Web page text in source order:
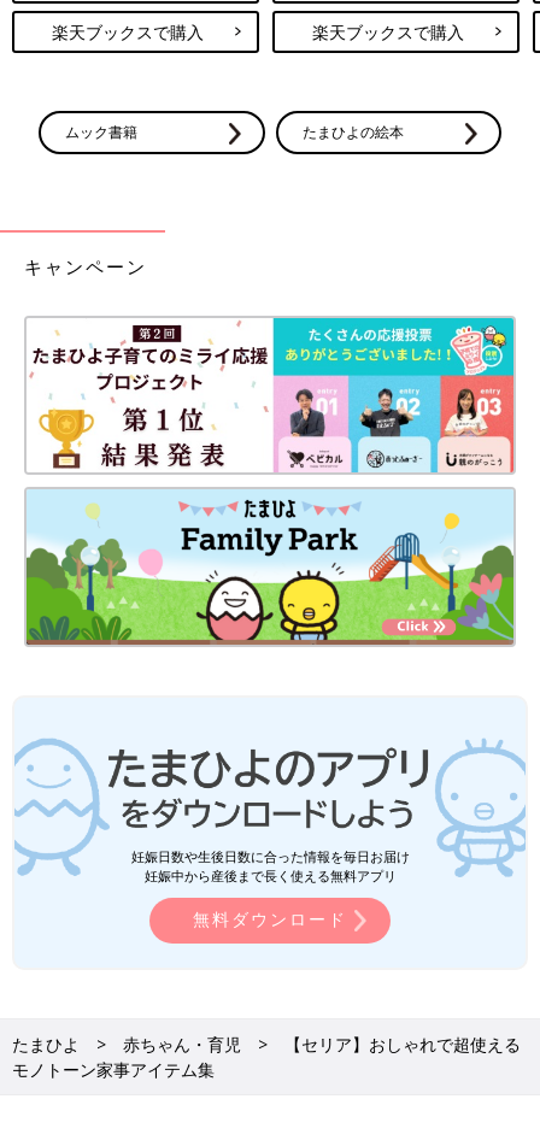
楽天ブックスで購入 楽天ブックスで購入
ムック書籍 たまひよの絵本
キャンペーン
妊娠日数や生後日数に合った情報を毎日お届け
妊娠中から産後まで長く使える無料アプリ
無料ダウンロード
たまひよ 赤ちゃん・育児
【セリア】おしゃれで超使える
モノトーン家事アイテム集